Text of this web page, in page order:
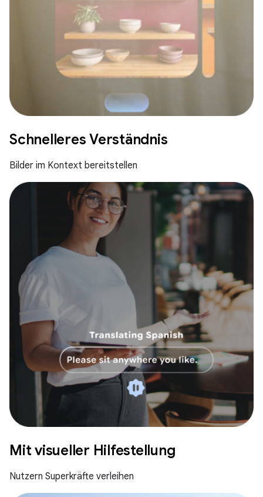
Schnelleres Verständnis
Bilder im Kontext bereitstellen
Mit visueller Hilfestellung
Nutzern Superkräfte verleihen